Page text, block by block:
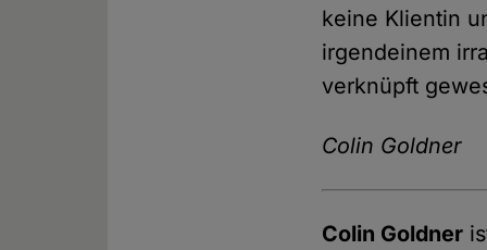
keine Klientin
irgendeinem
verknüpft
Colin Goldner
Colin Goldner